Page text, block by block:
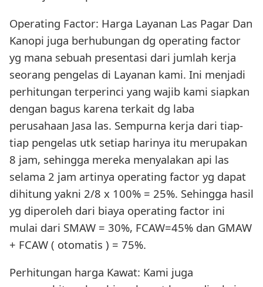
Operating Factor: Harga Layanan Las Pagar Dan
Kanopi juga berhubungan dg operating factor
yg mana sebuah presentasi dari jumlah kerja
seorang pengelas di Layanan kami. Ini menjadi
perhitungan terperinci yang wajib kami siapkan
dengan bagus karena terkait dg laba
perusahaan Jasa las. Sempurna kerja dari tiap-
tiap pengelas utk setiap harinya itu merupakan
8 jam, sehingga mereka menyalakan api las
selama 2 jam artinya operating factor yg dapat
dihitung yakni 2/8 x 100% = 25%. Sehingga hasil
yg diperoleh dari biaya operating factor ini
mulai dari SMAW = 30%, FCAW=45% dan GMAW
+ FCAW ( otomatis ) = 75%.
Perhitungan harga Kawat: Kami juga